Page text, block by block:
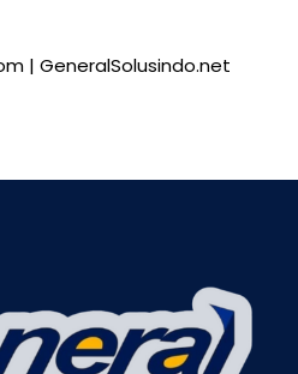
| GeneralSolusindo.net